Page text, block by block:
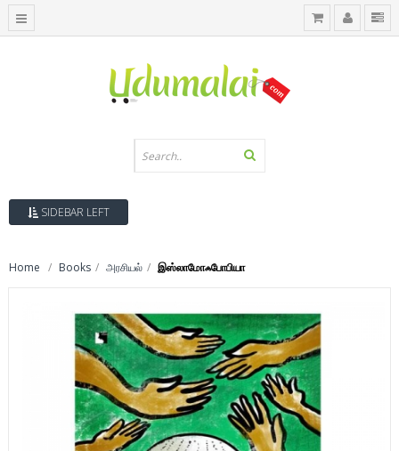
SIDEBAR LEFT
Home Books அரசியல் இஸ்லாமோஃபோபியா